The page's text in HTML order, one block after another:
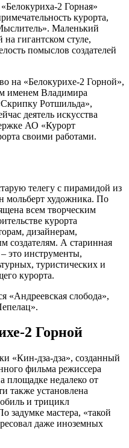
2 Горная»
курорта,
Маленький
гигантском стуле,
помыслов создателей
на «Белокурихе-2 Горной»,
именем Владимира
Ротшильда»,
деятель искусства
АО «Курорт
своими работами.
телегу с пирамидой из
мольберт художника. По
всем творческим
курорта
дизайнерам,
создателям. А старинная
это инструменты,
туристических и
курорта.
«Андреевская слобода»,
2 Горной
«Кин-дза-дза», созданный
фильма режиссера
площадке недалеко от
также установлена
и трицикл
задумке мастера, «такой
даже иноземных